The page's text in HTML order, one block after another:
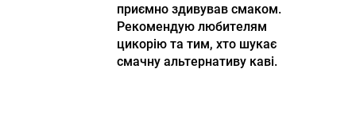
приємно здивував смаком.
Рекомендую любителям
цикорію та тим, хто шукає
смачну альтернативу каві.